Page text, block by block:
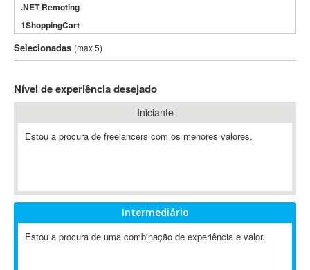
.NET Remoting
1ShoppingCart
3DS Max
3GSM
802.11
A-GPS
ABAP
Abaqus
ABBYY FineReader
Selecionadas (max 5)
Nível de experiência desejado
Iniciante
Estou a procura de freelancers com os menores valores.
Intermediário
Estou a procura de uma combinação de experiência e valor.